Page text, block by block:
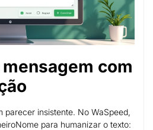
mensagem com
parecer insistente. No WaSpeed,
para humanizar o texto: